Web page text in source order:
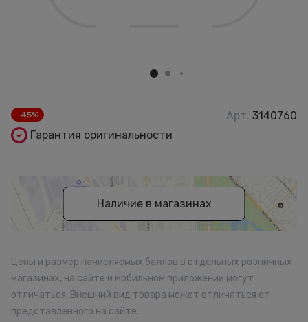
-45% Арт. 3140760
Гарантия оригинальности
Наличие в магазинах
Цены и размер начисляемых баллов в отдельных розничных
магазинах, на сайте и мобильном приложении могут
отличаться. Внешний вид товара может отличаться от
представленного на сайте.